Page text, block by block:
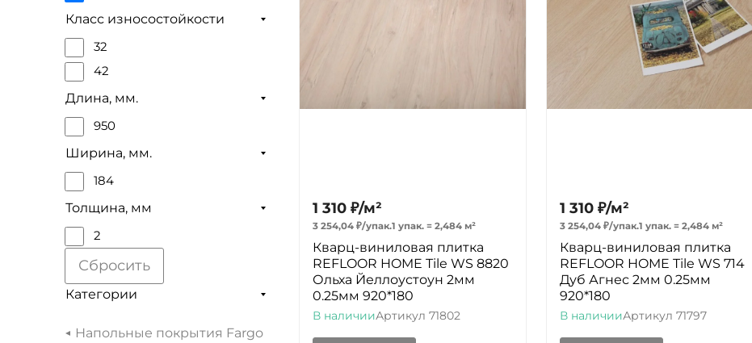
Класс износостойкости
32
42
Длина, мм.
950
Ширина, мм.
184
Толщина, мм
2
Сбросить
Категории
Напольные покрытия Fargo
1 310 ₽/м²
3 254,04 ₽/упак.1 упак. = 2,484 м²
Кварц-виниловая плитка
REFLOOR HOME Tile WS 8820
Ольха Йеллоустоун 2мм
0.25мм 920*180
В наличииАртикул 71802
1 310 ₽/м²
3 254,04 ₽/упак.1 упак.= 2,484 м²
Кварц-виниловая плитка
REFLOOR HOME Tile WS 714
Дуб Агнес 2мм 0.25мм
920*180
В наличииАртикул 71797